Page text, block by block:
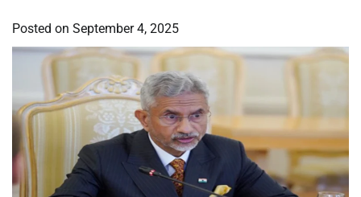
Posted on September 4, 2025